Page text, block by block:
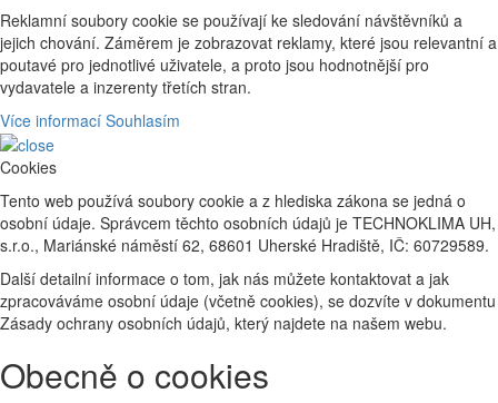
Reklamní soubory cookie se používají ke sledování návštěvníků a
jejich chování. Záměrem je zobrazovat reklamy, které jsou relevantní a
poutavé pro jednotlivé uživatele, a proto jsou hodnotnější pro
vydavatele a inzerenty třetích stran.
Více informací Souhlasím
Cookies
Tento web používá soubory cookie a z hlediska zákona se jedná o
osobní údaje. Správcem těchto osobních údajů je TECHNOKLIMA UH,
s.r.o., Mariánské náměstí 62, 68601 Uherské Hradiště, IČ: 60729589.
Další detailní informace o tom, jak nás můžete kontaktovat a jak
zpracováváme osobní údaje (včetně cookies), se dozvíte v dokumentu
Zásady ochrany osobních údajů, který najdete na našem webu.
Obecně o cookies